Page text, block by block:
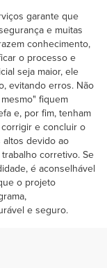
garante que
e muitas
conhecimento,
o processo e
seja maior, ele
evitando erros. Não
fiquem
e, por fim, tenham
e concluir o
altos devido ao
corretivo. Se
é aconselhável
o projeto
e seguro.